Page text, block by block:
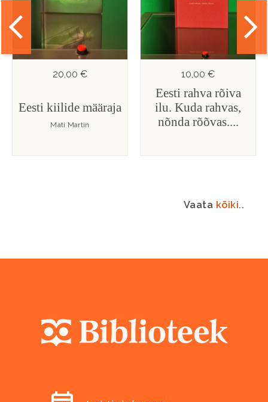
20,00 €
Eesti kiilide määraja
Mati Martin
10,00 €
Eesti rahva rõiva
ilu. Kuda rahvas,
nõnda rõõvas....
Vaata kõiki..